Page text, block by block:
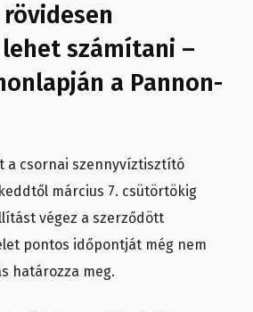
számítani –
a Pannon-
a csornai szennyvíztisztító
március 7. csütörtökig
végez a szerződött
pontos időpontját még nem
határozza meg.